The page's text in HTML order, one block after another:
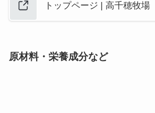
トップページ | 高千穂牧場
原材料・栄養成分など